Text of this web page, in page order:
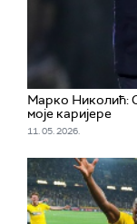
Марко Николић:
моје каријере
11. 05. 2026.